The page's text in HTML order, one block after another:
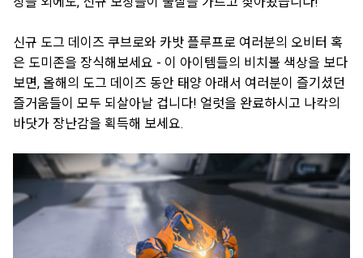
신규 도그 데이즈 쿠브로와 카밧 플루프로 여러분의 오비터 혹
은 도미존을 장식해보세요 - 이 아이템들의 비치볼 색상을 보다
보면, 올해의 도그 데이즈 동안 태양 아래서 여러분이 즐기셨던
즐거움들이 모두 되살아날 겁니다! 얼럿을 완료하시고 나칵의
바닷가 장난감을 획득해 보세요.